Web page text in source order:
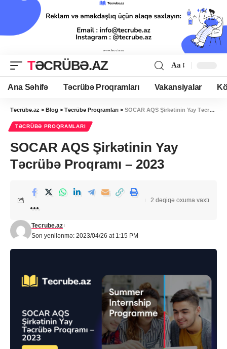
TƏCRÜBƏ.AZ Aa
Ana Səhifə Təcrübə Proqramları Vakansiyalar
Təcrübə.az > Blog > Təcrübə Proqramları > SOCAR AQS Şirkətinin Yay Təcrübə Proqramı – 2023
TƏCRÜBƏ PROQRAMLARI
SOCAR AQS Şirkətinin Yay
Təcrübə Proqramı – 2023
Son yenilənmə: 2023/04/26 at 1:15 PM
Tecrube.az
2 dəqiqə oxuma vaxtı